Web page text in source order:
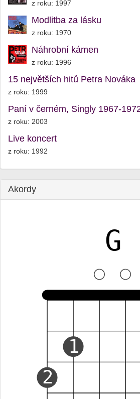
z roku: 1997
Modlitba za lásku
z roku: 1970
Náhrobní kámen
z roku: 1996
15 největších hitů Petra Nováka
z roku: 1999
Paní v černém, Singly 1967-
z roku: 2003
Live koncert
z roku: 1992
Akordy
G
2
1